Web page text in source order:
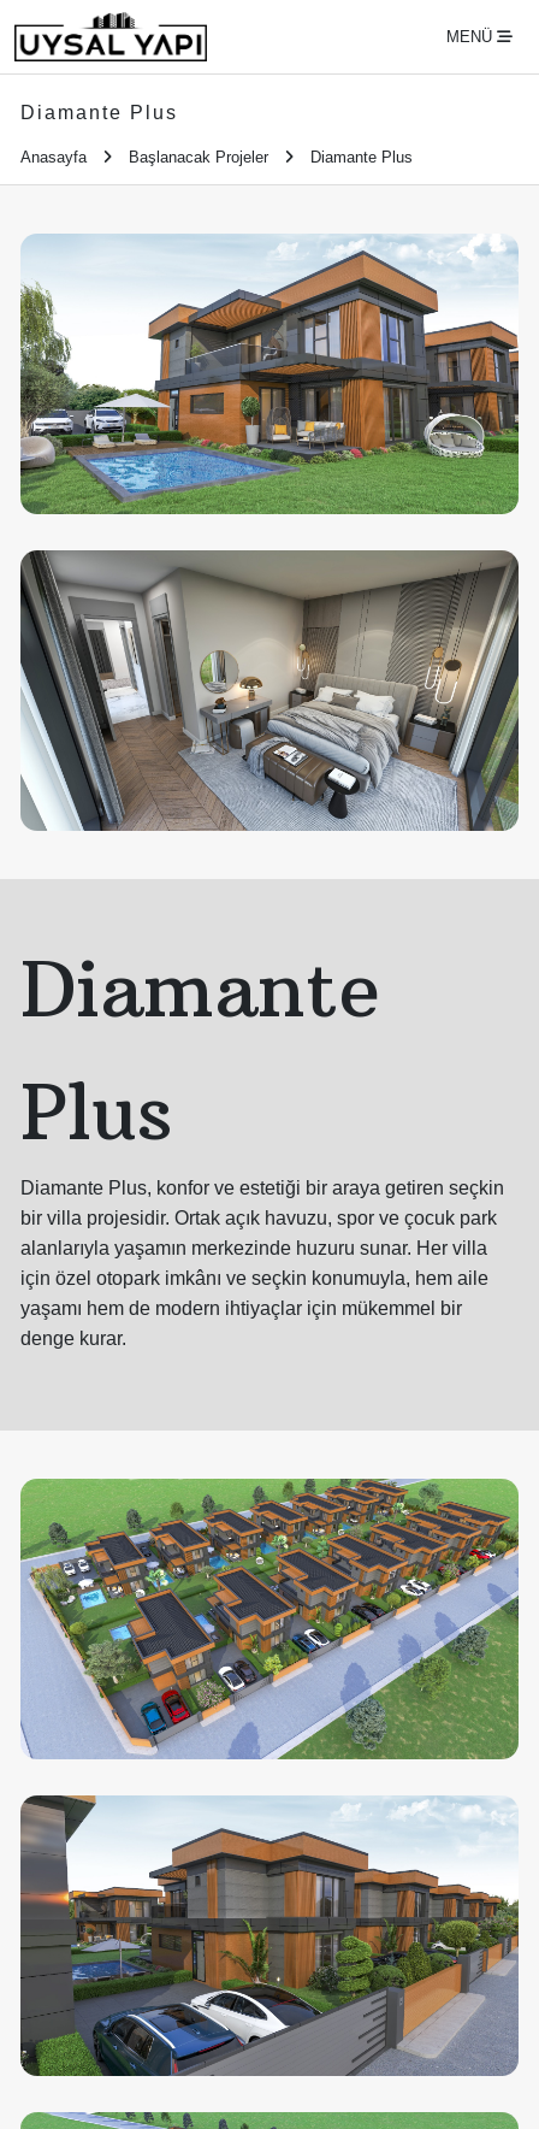
MENÜ
Diamante Plus
Anasayfa Başlanacak Projeler Diamante Plus
Diamante
Plus
Diamante Plus, konfor ve estetiği bir araya getiren seçkin
bir villa projesidir. Ortak açık havuzu, spor ve çocuk park
alanlarıyla yaşamın merkezinde huzuru sunar. Her villa
için özel otopark imkânı ve seçkin konumuyla, hem aile
yaşamı hem de modern ihtiyaçlar için mükemmel bir
denge kurar.